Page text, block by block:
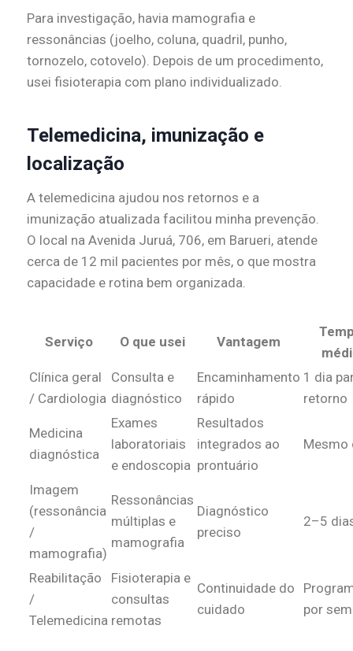
Para investigação, havia mamografia e
ressonâncias (joelho, coluna, quadril, punho,
tornozelo, cotovelo). Depois de um procedimento,
usei fisioterapia com plano individualizado.
Telemedicina, imunização e
localização
A telemedicina ajudou nos retornos e a
imunização atualizada facilitou minha prevenção.
O local na Avenida Juruá, 706, em Barueri, atende
cerca de 12 mil pacientes por mês, o que mostra
capacidade e rotina bem organizada.
Serviço O que usei Vantagem
Clínica geral
/ Cardiologia
Consulta e
diagnóstico
Encaminhamento
rápido
1 dia
retorno
Medicina
diagnóstica
Exames
laboratoriais
e endoscopia
Resultados
integrados ao
prontuário
Mesmo
Imagem
(ressonância
/
mamografia)
Ressonâncias
múltiplas e
mamografia
Diagnóstico
preciso
2–5
Reabilitação
/
Telemedicina
Fisioterapia e
consultas
remotas
Continuidade do
cuidado
por